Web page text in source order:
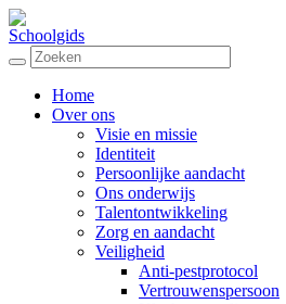
Schoolgids
Home
Over ons
Visie en missie
Identiteit
Persoonlijke aandacht
Ons onderwijs
Talentontwikkeling
Zorg en aandacht
Veiligheid
Anti-pestprotocol
Vertrouwenspersoon